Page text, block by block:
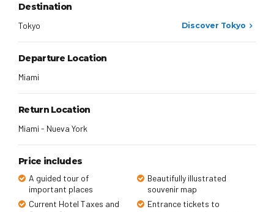
Destination
Tokyo Discover Tokyo
Departure Location
Miami
Return Location
Miami - Nueva York
Price includes
A guided tour of
important places
Beautifully illustrated
souvenir map
Current Hotel Taxes and
Entrance tickets to